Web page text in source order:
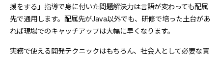
援をする」指導で身に付いた問題解決力は言語が変わっても配属
先で通用します。配属先がJava以外でも、研修で培った土台があ
れば現場でのキャッチアップは大幅に早くなります。
実務で使える開発テクニックはもちろん、社会人として必要な責